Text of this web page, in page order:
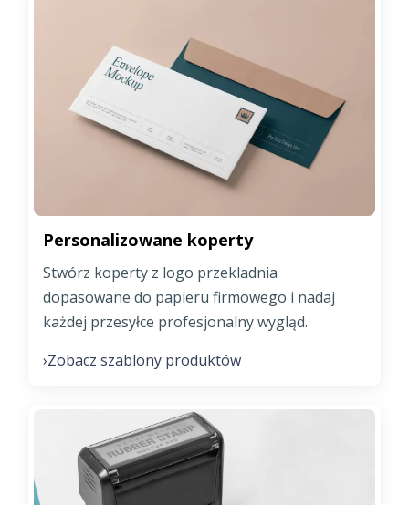
Personalizowane koperty
Stwórz koperty z logo przekladnia
dopasowane do papieru firmowego i nadaj
każdej przesyłce profesjonalny wygląd.
›Zobacz szablony produktów